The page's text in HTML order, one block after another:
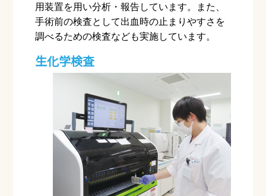
用装置を用い分析・報告しています。また、
手術前の検査として出血時の止まりやすさを
調べるための検査なども実施しています。
生化学検査